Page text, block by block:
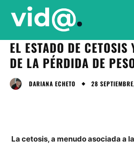
EL ESTADO DE
DE LA PÉRDIDA DE
DARIANA ECHETO 28
La cetosis, a menudo asociada a